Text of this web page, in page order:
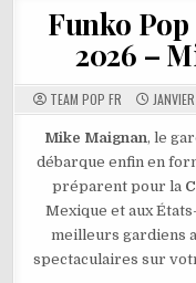
Funko
2026 –
TEAM POP FR
Mike Maignan, le
débarque enfin en
préparent pour la
Mexique et aux
meilleurs gardiens
spectaculaires sur